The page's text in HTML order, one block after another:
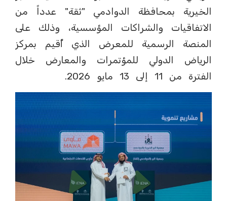
الخيرية بمحافظة الدوادمي "ثقة" عدداً من
الاتفاقيات والشراكات المؤسسية، وذلك على
المنصة الرسمية للمعرض الذي أُقيم بمركز
الرياض الدولي للمؤتمرات والمعارض خلال
الفترة من 11 إلى 13 مايو 2026.